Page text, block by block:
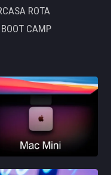
ROTA
CAMP